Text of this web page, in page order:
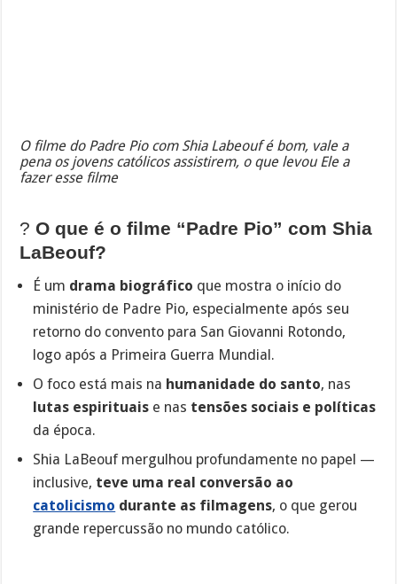
O filme do Padre Pio com Shia Labeouf é bom, vale a
pena os jovens católicos assistirem, o que levou Ele a
fazer esse filme
? O que é o filme “Padre Pio” com Shia
LaBeouf?
É um drama biográfico que mostra o início do
ministério de Padre Pio, especialmente após seu
retorno do convento para San Giovanni Rotondo,
logo após a Primeira Guerra Mundial.
O foco está mais na humanidade do santo, nas
lutas espirituais e nas tensões sociais e políticas
da época.
Shia LaBeouf mergulhou profundamente no papel —
inclusive, teve uma real conversão ao
catolicismo durante as filmagens, o que gerou
grande repercussão no mundo católico.